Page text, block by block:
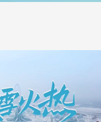
提高全民健康素养水
康》，向所有人分享
知识！